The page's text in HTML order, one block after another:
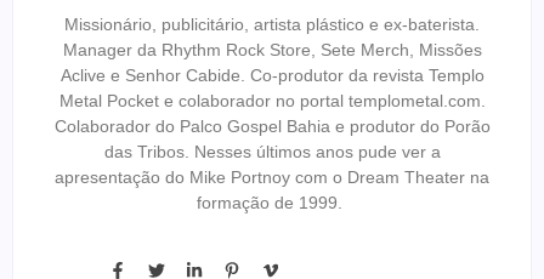
Missionário, publicitário, artista plástico e ex-baterista.
Manager da Rhythm Rock Store, Sete Merch, Missões
Aclive e Senhor Cabide. Co-produtor da revista Templo
Metal Pocket e colaborador no portal templometal.com.
Colaborador do Palco Gospel Bahia e produtor do Porão
das Tribos. Nesses últimos anos pude ver a
apresentação do Mike Portnoy com o Dream Theater na
formação de 1999.